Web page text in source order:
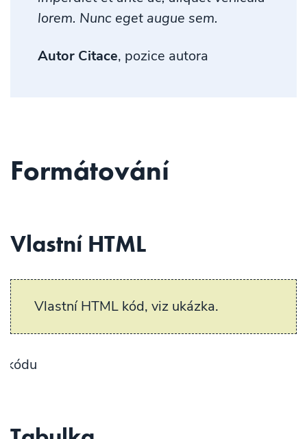
lorem. Nunc eget augue sem.
Autor Citace, pozice autora
Formátování
Vlastní HTML
Vlastní HTML kód, viz ukázka.